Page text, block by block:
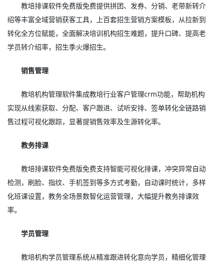
教培排课软件免费版免费提供拼团、发券、分销、老带新转介
绍等丰富全域营销获客工具，上百套招生营销方案模板，从拉新到
转化全方位赋能，全面解决培训机构招生难题，提升口碑、提高老
学员转介绍率，招生季火爆招生。
销售管理
教培机构管理软件集成教培行业客户管理crm功能，帮助机构
实现从线索获取、分配、客户跟进、试听安排、签单转化全链路销
售过程可视化跟踪，显著提销售效率及生源转化率。
教务排课
教培排课软件免费版免费支持智能可视化排课，冲突异常自动
检测，刷脸、指纹、手机签到等多方式考勤，自动课时统计，多样
化班课设置，教务全场景数智化运营管理，大幅提升教务排课效
率。
学员管理
教培机构学员管理系统从精准跟进转化意向学员，精细化管理